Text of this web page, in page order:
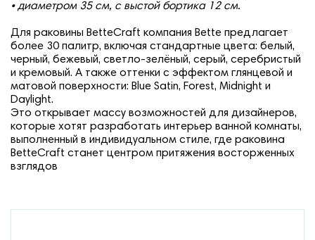
• диаметром 35 см, с выстой бортика 12 см.
Для раковины BetteCraft компания Bette предлагает
более 30 палитр, включая стандартные цвета: белый,
черный, бежевый, светло-зелёный, серый, серебристый
и кремовый. А также оттенки с эффектом глянцевой и
матовой поверхности: Blue Satin, Forest, Midnight и
Daylight.
Это открывает массу возможностей для дизайнеров,
которые хотят разработать интерьер ванной комнаты,
выполненный в индивидуальном стиле, где раковина
BetteCraft станет центром притяжения восторженных
взглядов